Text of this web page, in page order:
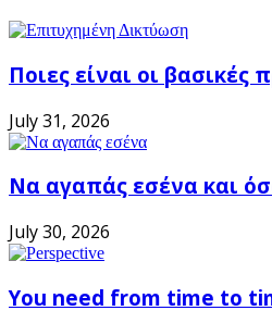
Ποιες είναι οι
July 31, 2026
Να αγαπάς εσένα και
July 30, 2026
You need from time to